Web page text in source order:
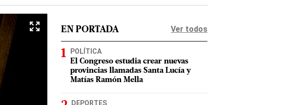
EN PORTADA Ver todos
POLÍTICA
El Congreso estudia crear nuevas
provincias llamadas Santa Lucía y
Matías Ramón Mella
DEPORTES